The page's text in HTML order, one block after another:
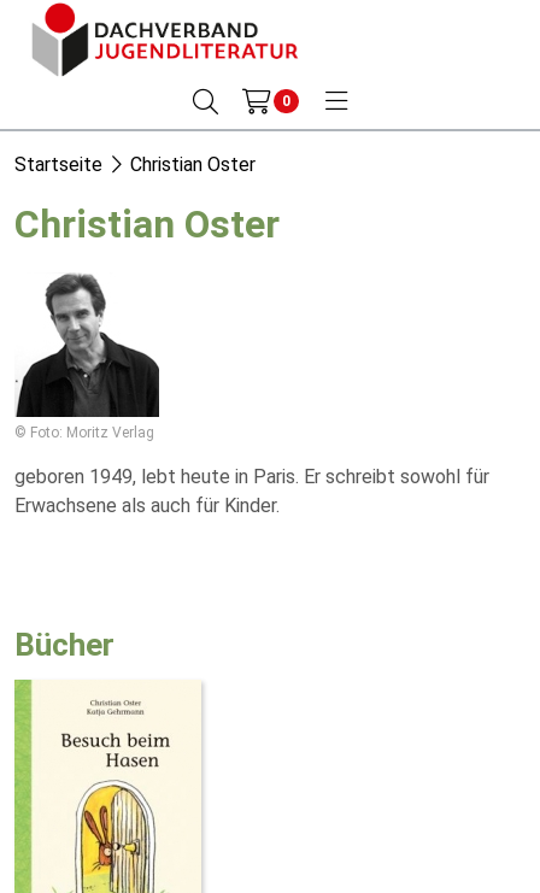
0
Startseite Christian Oster
Christian Oster
© Foto: Moritz Verlag
geboren 1949, lebt heute in Paris. Er schreibt sowohl für
Erwachsene als auch für Kinder.
Bücher